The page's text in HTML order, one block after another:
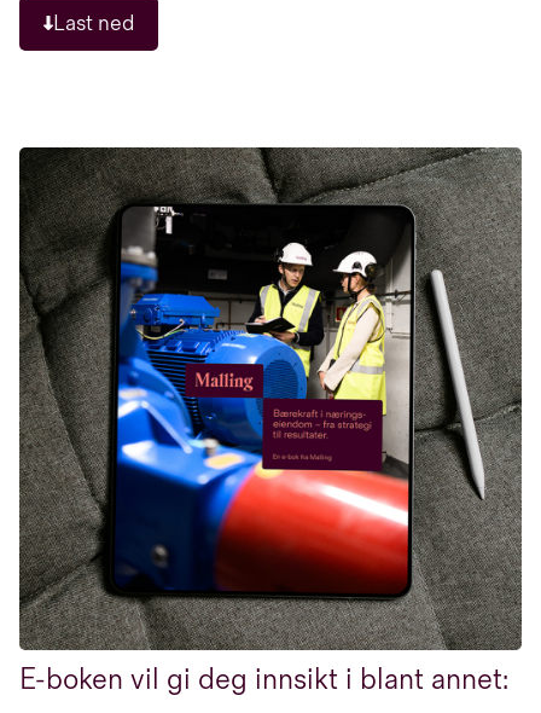
Last ned
E-boken vil gi deg innsikt i blant annet: